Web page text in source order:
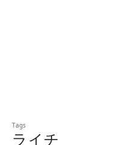
ライチ